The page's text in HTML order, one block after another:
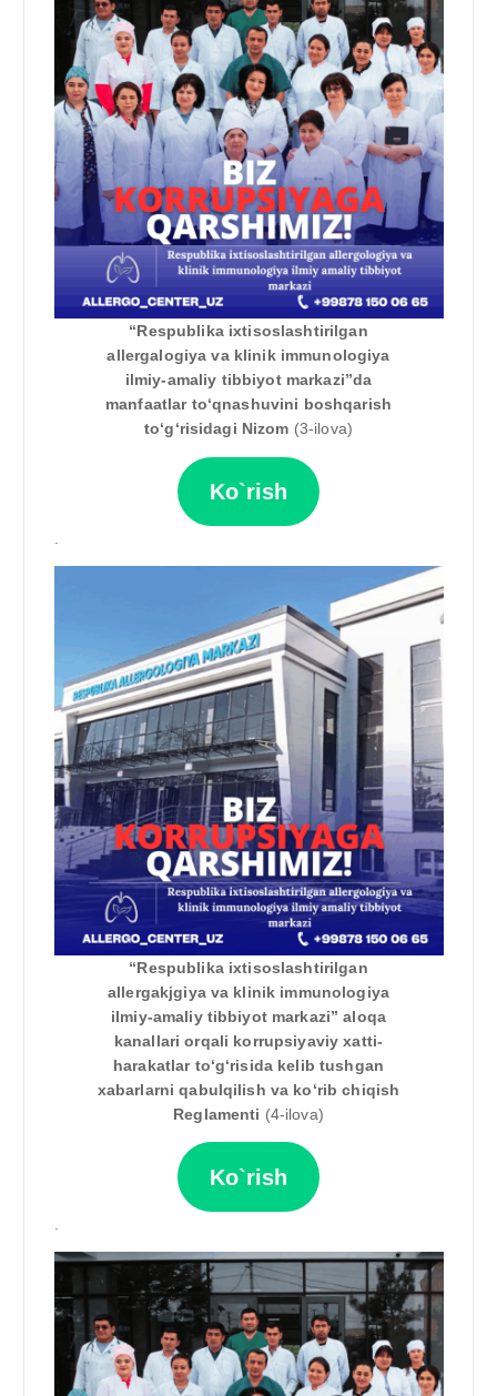
“Respublika ixtisoslashtirilgan
allergalogiya va klinik immunologiya
ilmiy-amaliy tibbiyot markazi”da
manfaatlar toʻqnashuvini boshqarish
toʻgʻrisidagi Nizom (3-ilova)
Ko`rish
“Respublika ixtisoslashtirilgan
allergakjgiya va klinik immunologiya
ilmiy-amaliy tibbiyot markazi” aloqa
kanallari orqali korrupsiyaviy xatti-
harakatlar to‘g‘risida kelib tushgan
xabarlarni qabulqilish va ko‘rib chiqish
Reglamenti (4-ilova)
Ko`rish